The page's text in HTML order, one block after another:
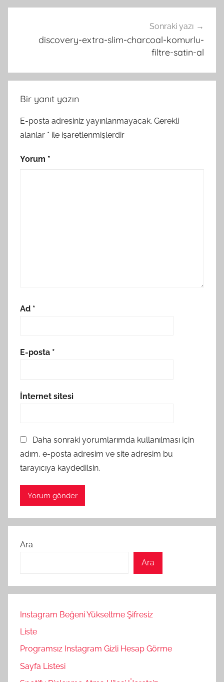
Sonraki yazı
discovery-extra-slim-charcoal-komurlu-
filtre-satin-al
Bir yanıt yazın
E-posta adresiniz yayınlanmayacak. Gerekli
alanlar * ile işaretlenmişlerdir
Yorum *
Ad *
E-posta *
İnternet sitesi
Daha sonraki yorumlarımda kullanılması için
adım, e-posta adresim ve site adresim bu
tarayıcıya kaydedilsin.
Ara
Ara
Instagram Beğeni Yükseltme Şifresiz
Liste
Programsız Instagram Gizli Hesap Görme
Sayfa Listesi